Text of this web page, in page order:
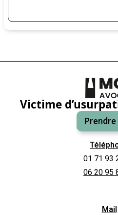
Victime
Prendre
01 71 93
06 20 95
Mail